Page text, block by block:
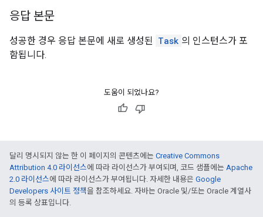
응답 본문
성공한 경우 응답 본문에 새로 생성된 Task 의 인스턴스가 포
함됩니다.
도움이 되었나요?
달리 명시되지 않는 한 이 페이지의 콘텐츠에는 Creative Commons
Attribution 4.0 라이선스에 따라 라이선스가 부여되며, 코드 샘플에는 Apache
2.0 라이선스에 따라 라이선스가 부여됩니다. 자세한 내용은 Google
Developers 사이트 정책을 참조하세요. 자바는 Oracle 및/또는 Oracle 계열사
의 등록 상표입니다.